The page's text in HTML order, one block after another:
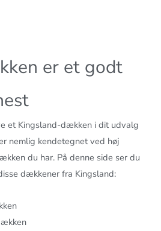
er et godt
et Kingsland-dækken i dit udvalg
nemlig kendetegnet ved høj
du har. På denne side ser du
dækkener fra Kingsland: